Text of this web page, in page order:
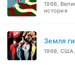
1968,
история
Земля
1968, США,